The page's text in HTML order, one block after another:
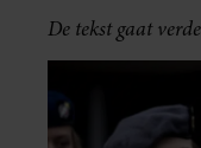
De tekst gaat